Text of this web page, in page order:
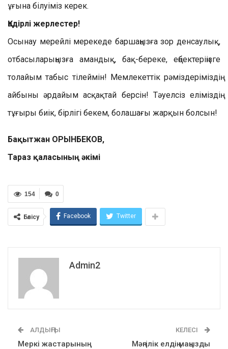
ұғына білуіміз керек.
Қадірлі жерлестер!
Осынау мерейлі мерекеде баршаңызға зор денсаулық,
отбасыларыңызға амандық, бақ-береке, еңбектеріңізге
толайым табыс тілеймін! Мемлекеттік рәміздеріміздің
айбыны әрдайым асқақтай берсін! Тәуелсіз еліміздің
тұғыры биік, бірлігі бекем, болашағы жарқын болсын!
Бақытжан ОРЫНБЕКОВ,
Тараз қаласының әкімі
0
154
Бөлісу Facebook Twitter
Admin2
АЛДЫҢҒЫ
Меркі жастарының
КЕЛЕСІ
Мәңгілік елдің маңызды